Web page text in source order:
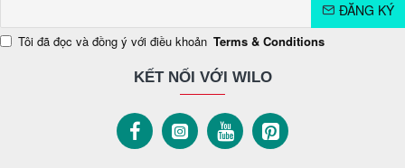
ĐĂNG KÝ
Tôi đã đọc và đồng ý với điều khoản Terms & Conditions
KẾT NỐI VỚI WILO